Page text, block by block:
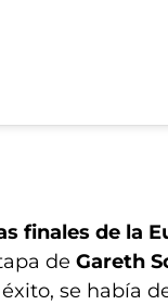
finales de la
de Gareth
se había